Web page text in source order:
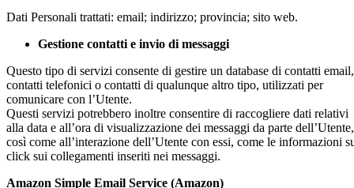
Dati Personali trattati: email; indirizzo; provincia; sito web.
Gestione contatti e invio di messaggi
Questo tipo di servizi consente di gestire un database di contatti email,
contatti telefonici o contatti di qualunque altro tipo, utilizzati per
comunicare con l’Utente.
Questi servizi potrebbero inoltre consentire di raccogliere dati relativi
alla data e all’ora di visualizzazione dei messaggi da parte dell’Utente,
così come all’interazione dell’Utente con essi, come le informazioni
click sui collegamenti inseriti nei messaggi.
Amazon Simple Email Service (Amazon)